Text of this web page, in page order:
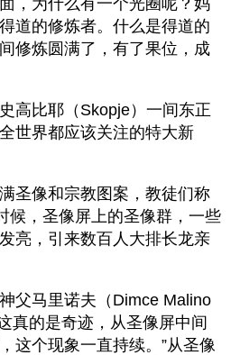
，为什么有一个光圈呢？妈
道的修炼者。什么是得道的
修炼圆满了，有了果位，成
高比耶（Skopje）一间东正
世界都应该关注的特大新
圣像和宗教图案，教徒们称
候，圣像屏上的圣像群，一些
亮，引来数百人大排长龙亲
父马里诺夫（Dimce Malino
真的是奇迹，从圣像屏中间
这个现象一直持续。”从圣像